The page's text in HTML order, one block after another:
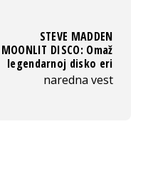
STEVE MADDEN
MOONLIT DISCO: Omaž
legendarnoj disko eri
naredna vest